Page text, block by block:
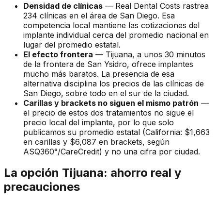
Densidad de clínicas — Real Dental Costs rastrea
234 clínicas en el área de San Diego. Esa
competencia local mantiene las cotizaciones del
implante individual cerca del promedio nacional en
lugar del promedio estatal.
El efecto frontera — Tijuana, a unos 30 minutos
de la frontera de San Ysidro, ofrece implantes
mucho más baratos. La presencia de esa
alternativa disciplina los precios de las clínicas de
San Diego, sobre todo en el sur de la ciudad.
Carillas y brackets no siguen el mismo patrón —
el precio de estos dos tratamientos no sigue el
precio local del implante, por lo que solo
publicamos su promedio estatal (California: $1,663
en carillas y $6,087 en brackets, según
ASQ360°/CareCredit) y no una cifra por ciudad.
La opción Tijuana: ahorro real y
precauciones